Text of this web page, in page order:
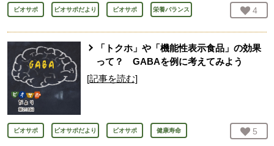
ビオサポ ビオサポだより ビオサポ 栄養バランス お気
4
「トクホ」や「機能性表示食品」の効果
って？ GABAを例に考えてみよう
[記事を読む]
ビオサポ ビオサポだより ビオサポ 健康寿命 お気
5